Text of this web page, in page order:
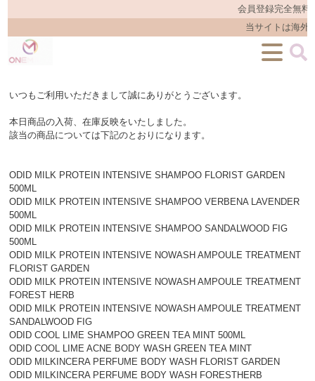
会員登録完全無料
当サイトは海外
いつもご利用いただきまして誠にありがとうございます。
本日商品の入荷、在庫反映をいたしました。
該当の商品については下記のとおりになります。
ODID MILK PROTEIN INTENSIVE SHAMPOO FLORIST GARDEN
500ML
ODID MILK PROTEIN INTENSIVE SHAMPOO VERBENA LAVENDER
500ML
ODID MILK PROTEIN INTENSIVE SHAMPOO SANDALWOOD FIG
500ML
ODID MILK PROTEIN INTENSIVE NOWASH AMPOULE TREATMENT
FLORIST GARDEN
ODID MILK PROTEIN INTENSIVE NOWASH AMPOULE TREATMENT
FOREST HERB
ODID MILK PROTEIN INTENSIVE NOWASH AMPOULE TREATMENT
SANDALWOOD FIG
ODID COOL LIME SHAMPOO GREEN TEA MINT 500ML
ODID COOL LIME ACNE BODY WASH GREEN TEA MINT
ODID MILKINCERA PERFUME BODY WASH FLORIST GARDEN
ODID MILKINCERA PERFUME BODY WASH FORESTHERB